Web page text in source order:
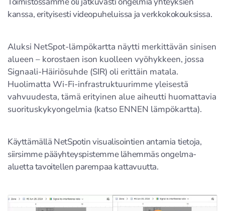
kanssa, erityisesti videopuheluissa ja verkkokokouksissa.
Aluksi NetSpot-lämpökartta näytti merkittävän sinisen
alueen – korostaen ison kuolleen vyöhykkeen, jossa
Signaali-Häiriösuhde (SIR) oli erittäin matala.
Huolimatta Wi-Fi-infrastruktuurimme yleisestä
vahvuudesta, tämä erityinen alue aiheutti huomattavia
suorituskykyongelmia (katso ENNEN lämpökartta).
Käyttämällä NetSpotin visualisointien antamia tietoja,
siirsimme pääyhteyspistemme lähemmäs ongelma-
aluetta tavoitellen parempaa kattavuutta.